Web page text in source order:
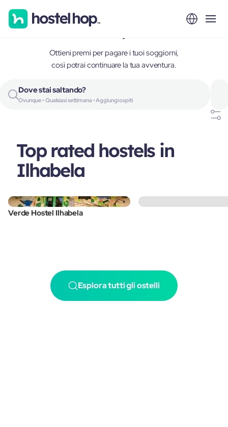
Ilhabela, Brazil
Ottieni premi per pagare i tuoi soggiorni,
così potrai continuare la tua avventura.
Dove stai saltando?
Ovunque • Qualsiasi settimana • Aggiungi ospiti
Top rated hostels in
Ilhabela
Verde Hostel Ilhabela
Esplora tutti gli ostelli